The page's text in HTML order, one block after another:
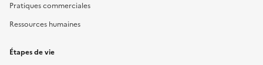
Pratiques commerciales
Ressources humaines
Étapes de vie